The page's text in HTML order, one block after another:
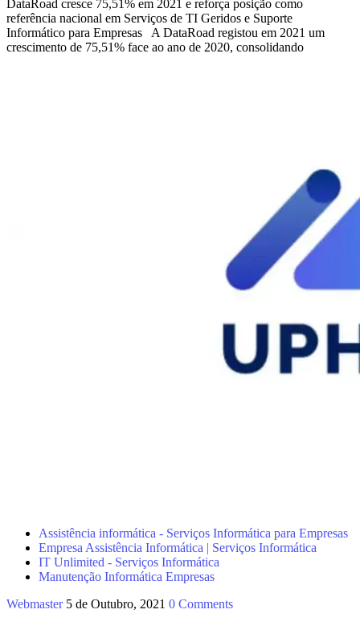
DataRoad cresce 75,51% em 2021 e reforça posição como
referência nacional em Serviços de TI Geridos e Suporte
Informático para Empresas A DataRoad registou em 2021 um
crescimento de 75,51% face ao ano de 2020, consolidando
Assistência informática - Serviços Informática para Empresas
Empresa Assistência Informática | Serviços Informática
IT Unlimited - Serviços Informática
Manutenção Informática Empresas
Webmaster 5 de Outubro, 2021 0 Comments